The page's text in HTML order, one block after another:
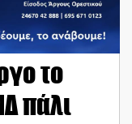
το
πάλι